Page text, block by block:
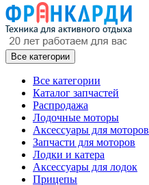
Все категории
Все категории
Каталог запчастей
Распродажа
Лодочные моторы
Аксессуары для моторов
Запчасти для моторов
Лодки и катера
Аксессуары для лодок
Прицепы